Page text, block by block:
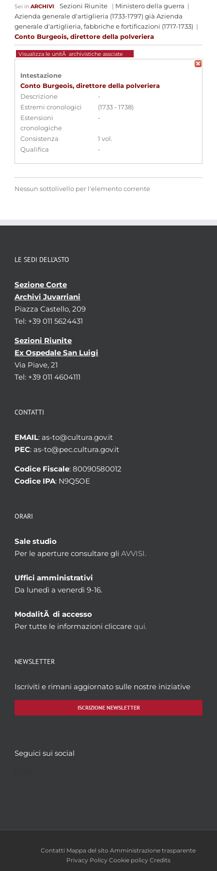
Sei in ARCHIVI: Sezioni Riunite | Ministero della guerra |
Azienda generale d'artiglieria (1733-1797) già Azienda
generale d'artiglieria, fabbriche e fortificazioni (1717-1733) |
Conto Burgeois, direttore della polveriera
Visualizza le unitÃ archivistiche assciate
Intestazione
Conto Burgeois, direttore della polveriera
Descrizione
-
Estremi cronologici
(1733 - 1738)
Estensioni
cronologiche
-
Consistenza
1 vol.
Qualifica
-
Nessun sottolivello per l'elemento corrente
LE SEDI DELL’ASTO
Sezione Corte
Archivi Juvarriani
Piazza Castello, 209
Tel: +39 011 5624431
Sezioni Riunite
Ex Ospedale San Luigi
Via Piave, 21
Tel: +39 011 4604111
CONTATTI
EMAIL: as-to@cultura.gov.it
PEC: as-to@pec.cultura.gov.it
Codice Fiscale: 80090580012
Codice IPA: N9Q5OE
ORARI
Sale studio
Per le aperture consultare gli AVVISI.
Uffici amministrativi
Da lunedì a venerdì 9-16.
ModalitÃ di accesso
Per tutte le informazioni cliccare qui.
NEWSLETTER
Iscriviti e rimani aggiornato sulle nostre iniziative
ISCRIZIONE NEWSLETTER
Seguici sui social
Contatti Mappa del sito Amministrazione trasparente
Privacy Policy Cookie policy Credits